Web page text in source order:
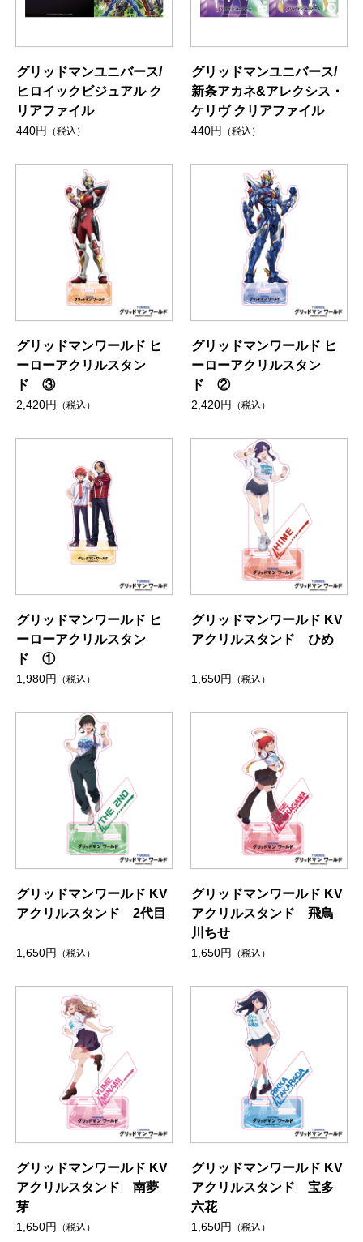
グリッドマンユニバース/
ヒロイックビジュアル ク
リアファイル
440円 （税込）
グリッドマンユニバース/
新条アカネ&アレクシス・
ケリヴ クリアファイル
440円 （税込）
グリッドマンワールド ヒ
ーローアクリルスタン
ド ③
2,420円 （税込）
グリッドマンワールド ヒ
ーローアクリルスタン
ド ②
2,420円 （税込）
グリッドマンワールド ヒ
ーローアクリルスタン
ド ①
1,980円 （税込）
グリッドマンワールド KV
アクリルスタンド ひめ
1,650円 （税込）
グリッドマンワールド KV
アクリルスタンド 2代目
1,650円 （税込）
グリッドマンワールド KV
アクリルスタンド 飛鳥
川ちせ
1,650円 （税込）
グリッドマンワールド KV
アクリルスタンド 南夢
芽
1,650円 （税込）
グリッドマンワールド KV
アクリルスタンド 宝多
六花
1,650円 （税込）